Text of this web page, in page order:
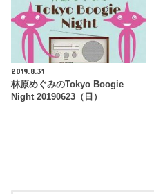
2019.8.31
林原めぐみのTokyo Boogie
Night 20190623（日）